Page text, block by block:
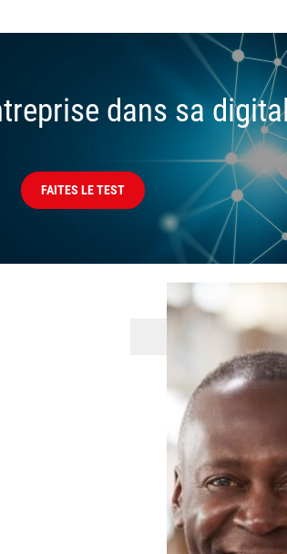
dans sa
FAITES LE TEST